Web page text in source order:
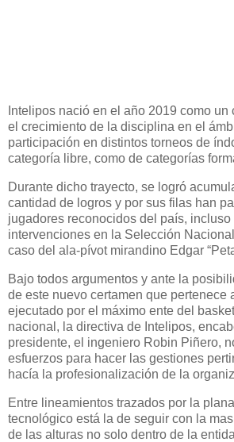
Intelipos nació en el año 2019 como
el crecimiento de la disciplina en el
participación en distintos torneos de
categoría libre, como de categorías
Durante dicho trayecto, se logró
cantidad de logros y por sus filas han
jugadores reconocidos del país,
intervenciones en la Selección
caso del ala-pívot mirandino Edgar
Bajo todos argumentos y ante la
de este nuevo certamen que pertenece
ejecutado por el máximo ente del
nacional, la directiva de Intelipos,
presidente, el ingeniero Robin Piñero,
esfuerzos para hacer las gestiones
hacía la profesionalización de la
Entre lineamientos trazados por la
tecnológico está la de seguir con la
de las alturas no solo dentro de la